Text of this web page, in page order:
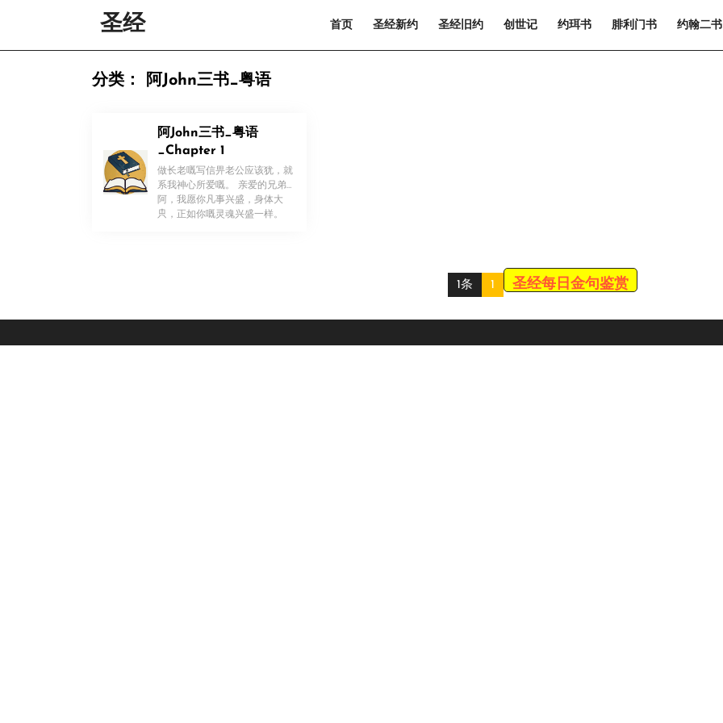
圣经 首页 圣经新约 圣经旧约 创世记 约珥书 腓利门书 约翰二书
分类： 阿John三书_粤语
阿John三书_粤语
_Chapter 1
做长老嘅写信畀老公应该犹，就
系我神心所爱嘅。 亲爱的兄弟
阿，我愿你凡事兴盛，身体大
只，正如你嘅灵魂兴盛一样。
！
1条 1 圣经每日金句鉴赏